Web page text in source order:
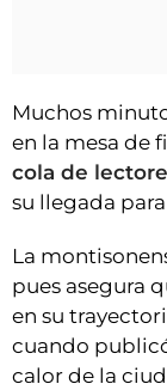
Muchos
en la mesa de
cola de
su llegada
La
pues asegura
en su
cuando
calor de la